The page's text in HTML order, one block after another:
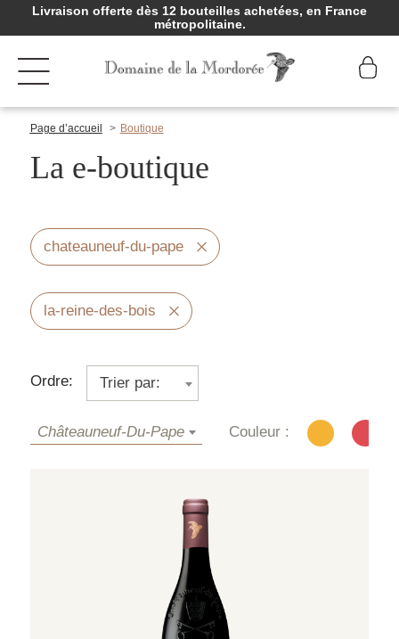
Livraison offerte dès 12 bouteilles achetées, en France
métropolitaine.
Page d’accueil Boutique
La e-boutique
chateauneuf-du-pape
la-reine-des-bois
Ordre: Trier par:
Châteauneuf-Du-Pape Couleur :